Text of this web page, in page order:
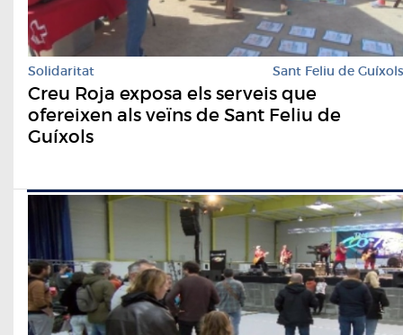
Solidaritat Sant Feliu de Guíxols
Creu Roja exposa els serveis que
ofereixen als veïns de Sant Feliu de
Guíxols